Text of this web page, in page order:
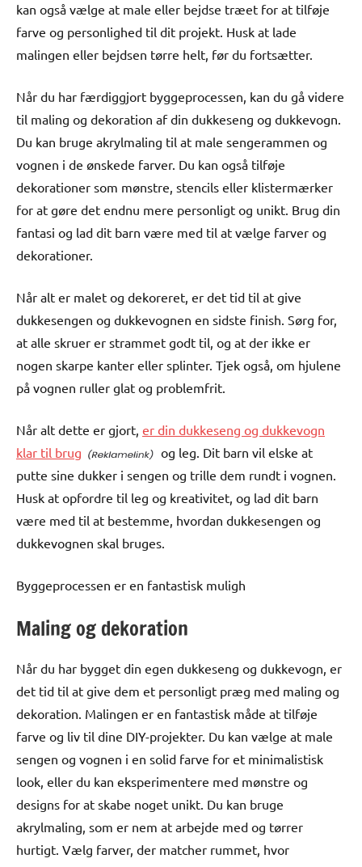
kan også vælge at male eller bejdse træet for at tilføje
farve og personlighed til dit projekt. Husk at lade
malingen eller bejdsen tørre helt, før du fortsætter.
Når du har færdiggjort byggeprocessen, kan du gå videre
til maling og dekoration af din dukkeseng og dukkevogn.
Du kan bruge akrylmaling til at male sengerammen og
vognen i de ønskede farver. Du kan også tilføje
dekorationer som mønstre, stencils eller klistermærker
for at gøre det endnu mere personligt og unikt. Brug din
fantasi og lad dit barn være med til at vælge farver og
dekorationer.
Når alt er malet og dekoreret, er det tid til at give
dukkesengen og dukkevognen en sidste finish. Sørg for,
at alle skruer er strammet godt til, og at der ikke er
nogen skarpe kanter eller splinter. Tjek også, om hjulene
på vognen ruller glat og problemfrit.
Når alt dette er gjort, er din dukkeseng og dukkevogn
klar til brug
og leg. Dit barn vil elske at
putte sine dukker i sengen og trille dem rundt i vognen.
Husk at opfordre til leg og kreativitet, og lad dit barn
være med til at bestemme, hvordan dukkesengen og
dukkevognen skal bruges.
Byggeprocessen er en fantastisk muligh
Maling og dekoration
Når du har bygget din egen dukkeseng og dukkevogn, er
det tid til at give dem et personligt præg med maling og
dekoration. Malingen er en fantastisk måde at tilføje
farve og liv til dine DIY-projekter. Du kan vælge at male
sengen og vognen i en solid farve for et minimalistisk
look, eller du kan eksperimentere med mønstre og
designs for at skabe noget unikt. Du kan bruge
akrylmaling, som er nem at arbejde med og tørrer
hurtigt. Vælg farver, der matcher rummet, hvor